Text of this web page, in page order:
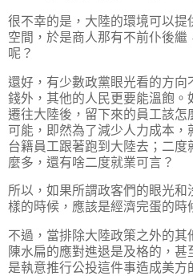
很不幸的是，大陸的環境可以提
空間，於是商人那有不前仆後
呢？
還好，有少數政黨眼光看的方
錢外，其他的人民更要能溫飽。
遷往大陸後，留下來的員工該怎
可能，即然為了減少人力成本
台籍員工跟著跑到大陸去；二
麼多，還有啥二度就業可言？
所以，如果所謂政客們的眼光
樣的時候，應該是經濟完蛋的時
不過，當排除大陸政策之外的
陳水扁的應對進退是及格的，
是執意推行公投這件事造成美